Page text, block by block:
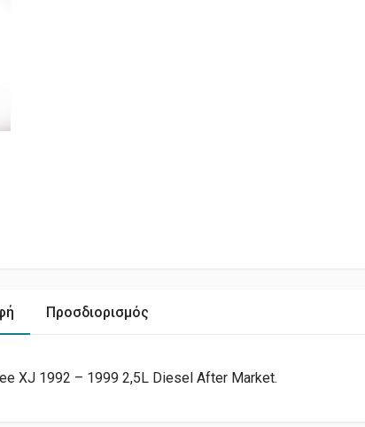
Προσδιορισμός
XJ 1992 – 1999 2,5L Diesel After Market.